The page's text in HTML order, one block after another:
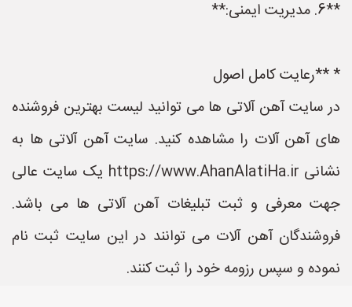
**6. مدیریت ایمنی:**
* **رعایت کامل اصول
در سایت آهن آلاتی ها می توانید لیست بهترین فروشنده
های آهن آلات را مشاهده کنید. سایت آهن آلاتی ها به
نشانی https://www.AhanAlatiHa.ir یک سایت عالی
جهت معرفی و ثبت تبلیغات آهن آلاتی ها می باشد.
فروشندگان آهن آلات می توانند در این سایت ثبت نام
نموده و سپس رزومه خود را ثبت کنند.